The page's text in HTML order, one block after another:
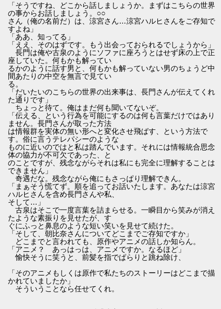
「そうですね、どこから話しましょうか。まずはこちらの世界
の事からお話しましょう。○○
さん（俺の名前だ）は、涼宮さん…涼宮ハルヒさんをご存知で
すよね」
「ああ、知ってる」
「ええ、そのはずです。もう出会っておられるでしょうから」
長門は俺や古泉のようにソファに座ろうとはせず床の上で正
座していた。何もかも解ってい
るかのように話す男と、何もかも解っていない男のちょうど中
間あたりの中空を無言で見てい
る。
「だいたいのこちらの世界の出来事は、長門さんが伝えてくれ
た通りです」
ちょっと待て。俺はまだ何も聞いてないぞ。
「伝える、という行為を可能にするのは何も言葉だけではあり
ません。長門さんが取った方法
は情報群を実体の無い形へと変化させ飛ばす、という方法で
す。俗に言うテレパシーのような
ものに近いのではと私は踏んでいます。それには情報統合思念
体の協力が不可欠であった、と
のことですが、残念ながらそれは私にも完全に理解することは
できません」
奇遇だな。残念ながら俺にもさっぱり理解できん。
「まぁそう慌てず。順を追ってお話いたします。あなたは涼宮
ハルヒさんを含め長門さんや私、
そして…」
古泉はそこで一度言葉を詰まらせる。一瞬目から笑みが消え
たような素振りを見せたが、す
ぐにふっと鼻息のような短い笑いを見せて続けた。
「そして、朝比奈さんについてどこまでご存知ですか」
どこまでと言われても、原作やアニメの話しか知らん。
「アニメ？ あっはっは、アニメですか。なるほど」
愉快そうに笑うと、前髪を指でぱらりと跳ね除け、
「そのアニメもしくは原作で私たちのストーリーはどこまで描
かれていましたか」
そういうことなら任せてくれ。